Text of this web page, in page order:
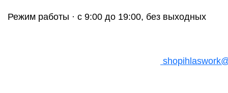
Режим работы · с 9:00 до 19:00, без выходных